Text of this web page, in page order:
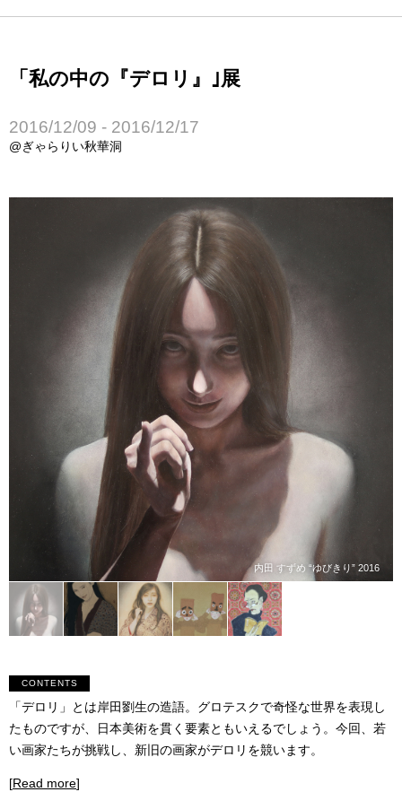
「私の中の『デロリ』｣展
2016/12/09 - 2016/12/17
@ぎゃらりい秋華洞
内田 すずめ “ゆびきり” 2016
CONTENTS
「デロリ」とは岸田劉生の造語。グロテスクで奇怪な世界を表現し
たものですが、日本美術を貫く要素ともいえるでしょう。今回、若
い画家たちが挑戦し、新旧の画家がデロリを競います。
[Read more]